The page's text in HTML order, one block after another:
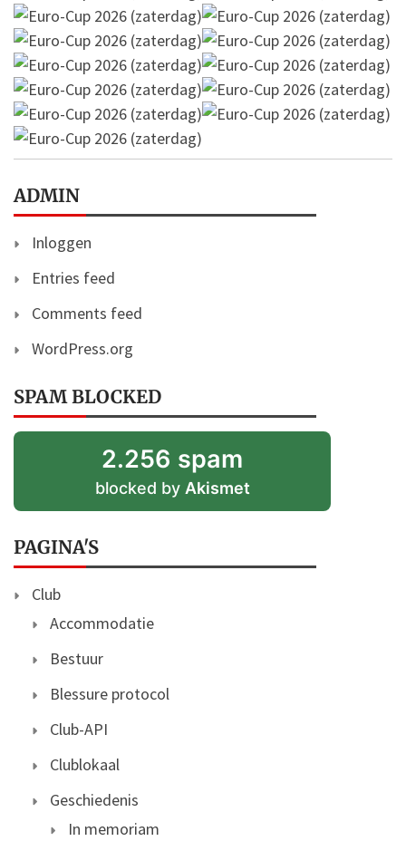
ADMIN
Inloggen
Entries feed
Comments feed
WordPress.org
SPAM BLOCKED
2.256 spam
blocked by Akismet
PAGINA'S
Club
Accommodatie
Bestuur
Blessure protocol
Club-API
Clublokaal
Geschiedenis
In memoriam